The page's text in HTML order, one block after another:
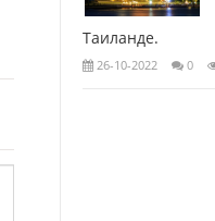
Таиланде.
26-10-2022 0